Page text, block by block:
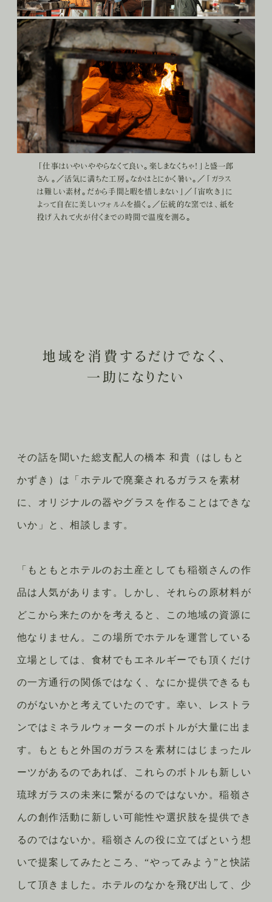
「仕事はいやいややらなくて良い。楽しまなくちゃ！」と盛一郎
さん。／活気に満ちた工房。なかはとにかく暑い。／「ガラス
は難しい素材。だから手間と暇を惜しまない」／「宙吹き」に
よって自在に美しいフォルムを描く。／伝統的な窯では、紙を
投げ入れて火が付くまでの時間で温度を測る。
地域を消費するだけでなく、
一助になりたい
その話を聞いた総支配人の橋本 和貴（はしもと
かずき）は「ホテルで廃棄されるガラスを素材
に、オリジナルの器やグラスを作ることはできな
いか」と、相談します。
「もともとホテルのお土産としても稲嶺さんの作
品は人気があります。しかし、それらの原材料が
どこから来たのかを考えると、この地域の資源に
他なりません。この場所でホテルを運営している
立場としては、食材でもエネルギーでも頂くだけ
の一方通行の関係ではなく、なにか提供できるも
のがないかと考えていたのです。幸い、レストラ
ンではミネラルウォーターのボトルが大量に出ま
す。もともと外国のガラスを素材にはじまったル
ーツがあるのであれば、これらのボトルも新しい
琉球ガラスの未来に繋がるのではないか。稲嶺さ
んの創作活動に新しい可能性や選択肢を提供でき
るのではないか。稲嶺さんの役に立てばという想
いで提案してみたところ、“やってみよう”と快諾
して頂きました。ホテルのなかを飛び出して、少